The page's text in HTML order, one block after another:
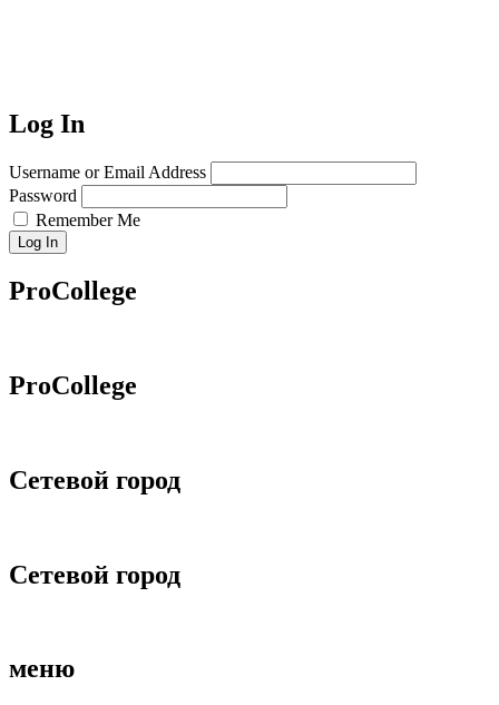
Log In
Username or Email Address
Password
Remember Me
Log In
ProCollege
ProCollege
Сетевой город
Сетевой город
меню